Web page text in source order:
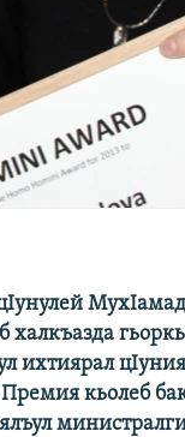
халкъазда
ихтиярал
кьолеб